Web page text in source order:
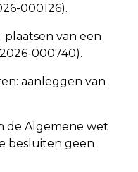
000126).
van een
000740).
aanleggen van
de Algemene wet
besluiten geen